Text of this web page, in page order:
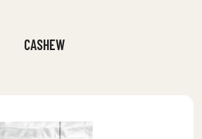
CASHEW